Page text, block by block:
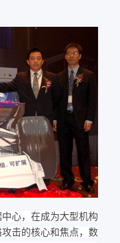
心，在成为大型机构
击的核心和焦点，数